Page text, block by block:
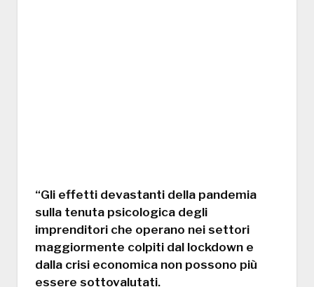
“Gli effetti devastanti della pandemia
sulla tenuta psicologica degli
imprenditori che operano nei settori
maggiormente colpiti dal lockdown e
dalla crisi economica non possono più
essere sottovalutati.